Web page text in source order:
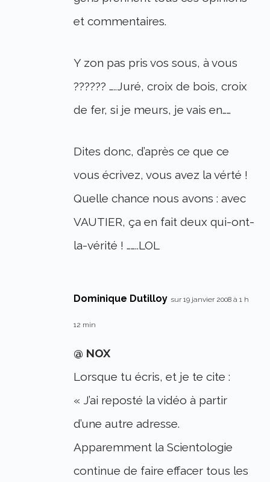
et commentaires.
Y zon pas pris vos sous, à vous
?????? …..Juré, croix de bois, croix
de fer, si je meurs, je vais en……
Dites donc, d’après ce que ce
vous écrivez, vous avez la vérté !
Quelle chance nous avons : avec
VAUTIER, ça en fait deux qui-ont-
la-vérité ! ……..LOL
Dominique Dutilloy sur 19 janvier 2008 à 1 h
12 min
@ NOX
Lorsque tu écris, et je te cite :
« J’ai reposté la vidéo à partir
d’une autre adresse.
Apparemment la Scientologie
continue de faire effacer tous les